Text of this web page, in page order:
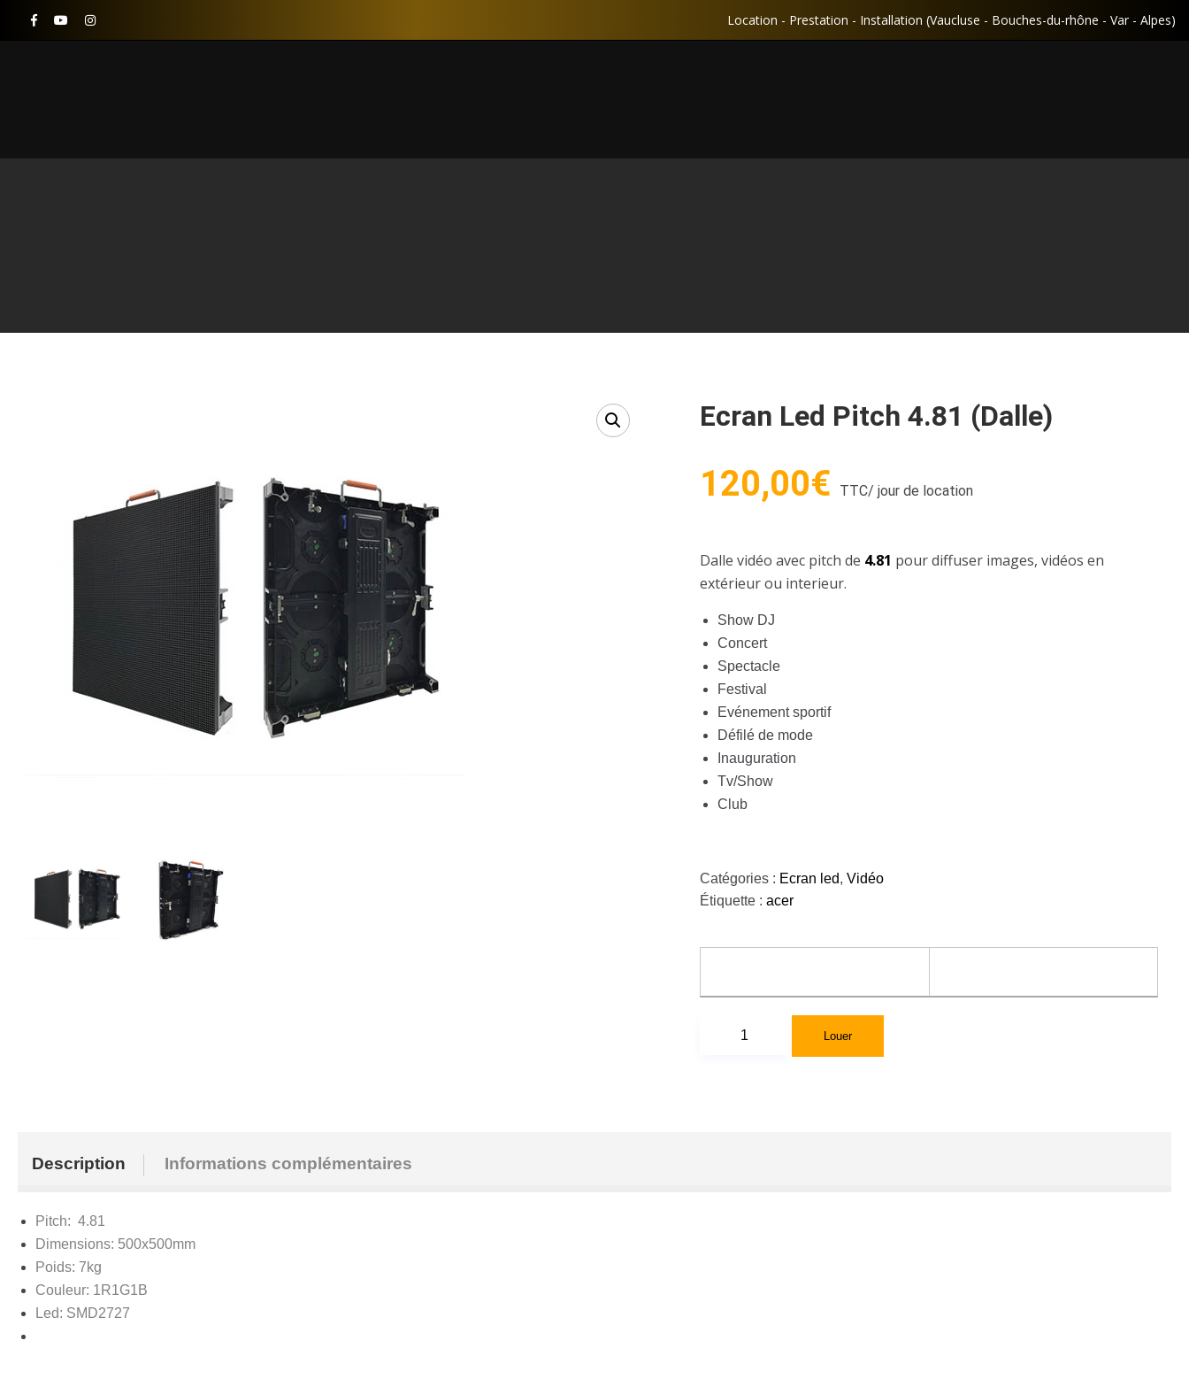
Location - Prestation - Installation (Vaucluse - Bouches-du-rhône - Var - Alpes)
Ecran Led Pitch 4.81 (dalle)
120,00€ TTC/ jour de location
Dalle vidéo avec pitch de 4.81 pour diffuser images, vidéos en
extérieur ou interieur.
Show DJ
Concert
Spectacle
Festival
Evénement sportif
Défilé de mode
Inauguration
Tv/Show
Club
Catégories : Ecran led,Vidéo
Étiquette :acer
Louer
Description Informations complémentaires
Pitch: 4.81
Dimensions: 500x500mm
Poids: 7kg
Couleur: 1R1G1B
Led: SMD2727